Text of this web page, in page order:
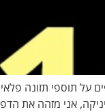
על תוספי תזונה